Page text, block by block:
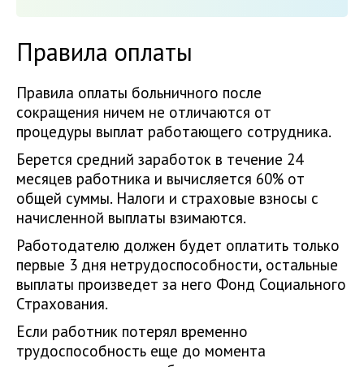
Правила оплаты
Правила оплаты больничного после
сокращения ничем не отличаются от
процедуры выплат работающего сотрудника.
Берется средний заработок в течение 24
месяцев работника и вычисляется 60% от
общей суммы. Налоги и страховые взносы с
начисленной выплаты взимаются.
Работодателю должен будет оплатить только
первые 3 дня нетрудоспособности, остальные
выплаты произведет за него Фонд Социального
Страхования.
Если работник потерял временно
трудоспособность еще до момента